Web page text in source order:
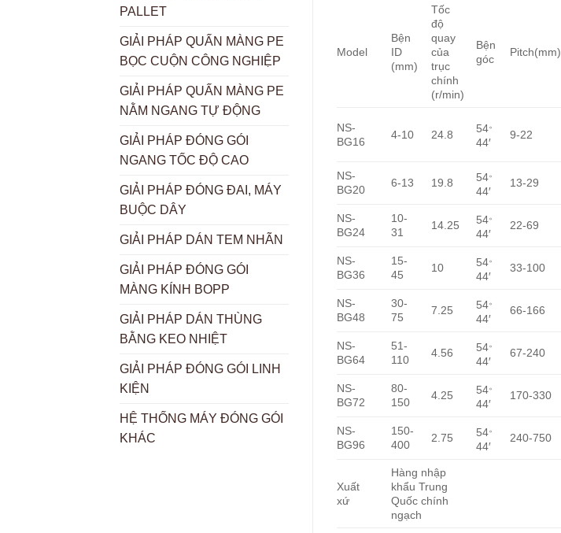
PALLET
GIẢI PHÁP QUẤN MÀNG PE
BỌC CUỘN CÔNG NGHIỆP
GIẢI PHÁP QUẤN MÀNG PE
NẰM NGANG TỰ ĐỘNG
GIẢI PHÁP ĐÓNG GÓI
NGANG TỐC ĐỘ CAO
GIẢI PHÁP ĐÓNG ĐAI, MÁY
BUỘC DÂY
GIẢI PHÁP DÁN TEM NHÃN
GIẢI PHÁP ĐÓNG GÓI
MÀNG KÍNH BOPP
GIẢI PHÁP DÁN THÙNG
BẰNG KEO NHIỆT
GIẢI PHÁP ĐÓNG GÓI LINH
KIỆN
HỆ THỐNG MÁY ĐÓNG GÓI
KHÁC
Model
Bện
ID
(mm)
Tốc
độ
quay
của
trục
chính
(r/min)
Bện
góc
Pitch(mm)
NS-
BG16
4-10 24.8
54。
44′
9-22
NS-
BG20
6-13 19.8 54。
44′
13-29
NS-
BG24
10-
31
14.25 54。
44′
22-69
NS-
BG36
15-
45
10 54。
44′
33-100
NS-
BG48
30-
75
7.25 54。
44′
66-166
NS-
BG64
51-
110
4.56 54。
44′
67-240
NS-
BG72
80-
150
4.25 54。
44′
170-330
NS-
BG96
150-
400
2.75 54。
44′
240-750
Xuất
xứ
Hàng nhập
khẩu Trung
Quốc chính
ngạch